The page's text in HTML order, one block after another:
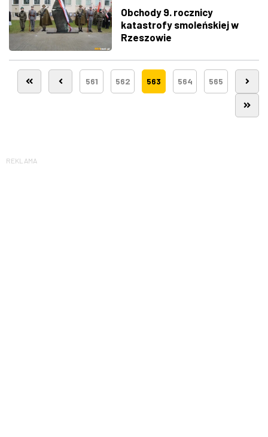
Obchody 9. rocznicy
katastrofy smoleńskiej w
Rzeszowie
561 562 563 564 565
REKLAMA